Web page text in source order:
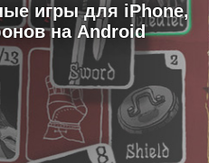
игры для iPhone,
на Android